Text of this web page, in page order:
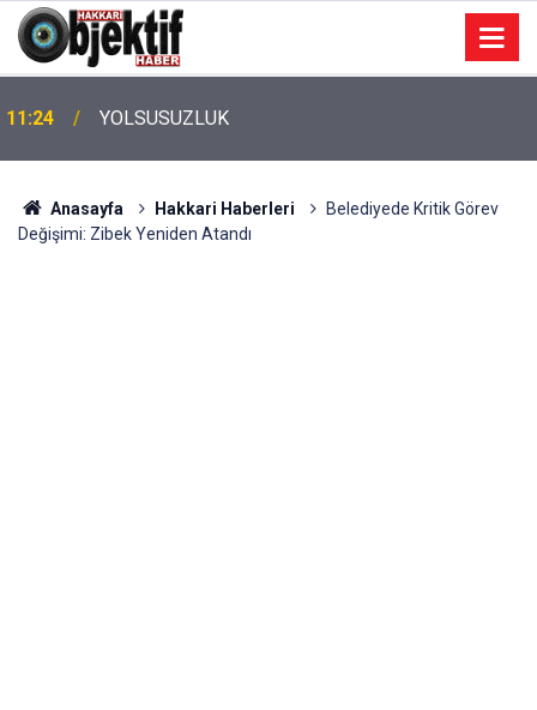
11:24 YOLSUSUZLUK
Anasayfa Hakkari Haberleri
Belediyede Kritik Görev
Değişimi: Zibek Yeniden Atandı